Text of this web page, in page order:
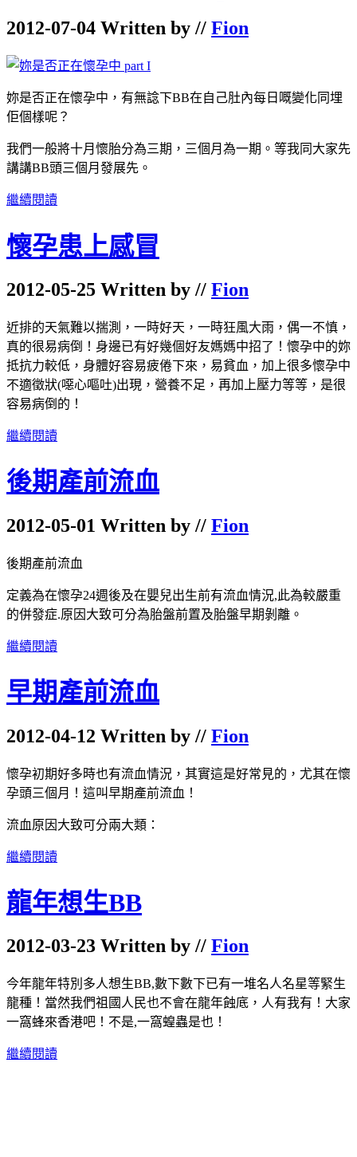
2012-07-04 Written by // Fion
妳是否正在懷孕中，有無諗下BB在自己肚內每日嘅變化同埋
佢個樣呢？
我們一般將十月懷胎分為三期，三個月為一期。等我同大家先
講講BB頭三個月發展先。
繼續閱讀
懷孕患上感冒
2012-05-25 Written by // Fion
近排的天氣難以揣測，一時好天，一時狂風大雨，偶一不慎，
真的很易病倒！身邊已有好幾個好友媽媽中招了！懷孕中的妳
抵抗力較低，身體好容易疲倦下來，易貧血，加上很多懷孕中
不適徵狀(噁心嘔吐)出現，營養不足，再加上壓力等等，是很
容易病倒的！
繼續閱讀
後期產前流血
2012-05-01 Written by // Fion
後期產前流血
定義為在懷孕24週後及在嬰兒出生前有流血情況,此為較嚴重
的併發症.原因大致可分為胎盤前置及胎盤早期剝離。
繼續閱讀
早期產前流血
2012-04-12 Written by // Fion
懷孕初期好多時也有流血情況，其實這是好常見的，尤其在懷
孕頭三個月！這叫早期產前流血！
流血原因大致可分兩大類：
繼續閱讀
龍年想生BB
2012-03-23 Written by // Fion
今年龍年特別多人想生BB,數下數下已有一堆名人名星等緊生
龍種！當然我們祖國人民也不會在龍年蝕底，人有我有！大家
一窩蜂來香港吧！不是,一窩蝗蟲是也！
繼續閱讀